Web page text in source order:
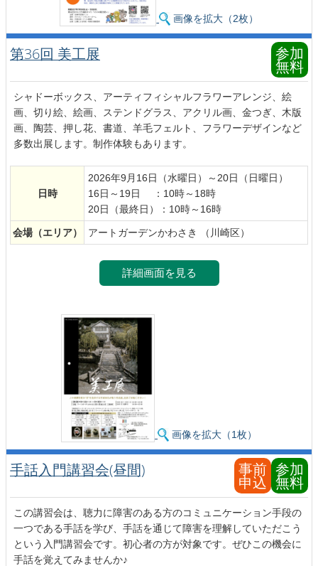
画像を拡大（2枚）
参加
無料
第36回 美工展
シャドーボックス、アーティフィシャルフラワーアレンジ、絵
画、切り絵、絵画、ステンドグラス、アクリル画、金つぎ、木版
画、陶芸、押し花、書道、羊毛フェルト、フラワーデザインなど
多数出展します。制作体験もあります。
日時
2026年9月16日（水曜日）～20日（日曜日）
16日～19日 ：10時～18時
20日（最終日）：10時～16時
会場（エリア） アートガーデンかわさき （川崎区）
詳細画面を見る
画像を拡大（1枚）
事前
申込
参加
無料
手話入門講習会(昼間)
この講習会は、聴力に障害のある方のコミュニケーション手段の
一つである手話を学び、手話を通じて障害を理解していただこう
という入門講習会です。初心者の方が対象です。ぜひこの機会に
手話を覚えてみませんか♪